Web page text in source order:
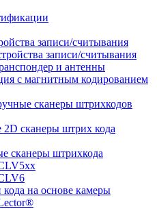
записи/считывания
записи/считывания
и антенны
с магнитным кодированием
сканеры штрихкодов
2D сканеры штрих кода
сканеры штрихкода
на основе камеры